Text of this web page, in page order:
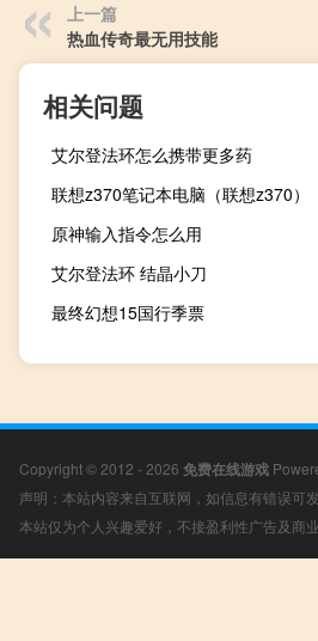
上一篇
热血传奇最无用技能
相关问题
艾尔登法环怎么携带更多药
联想z370笔记本电脑（联想z370）
原神输入指令怎么用
艾尔登法环 结晶小刀
最终幻想15国行季票
Copyright © 2012 - 2026 免费在线游戏
声明：本站内容来自互联网，如信息有错误可
本站仅为个人兴趣爱好，不接盈利性广告及商